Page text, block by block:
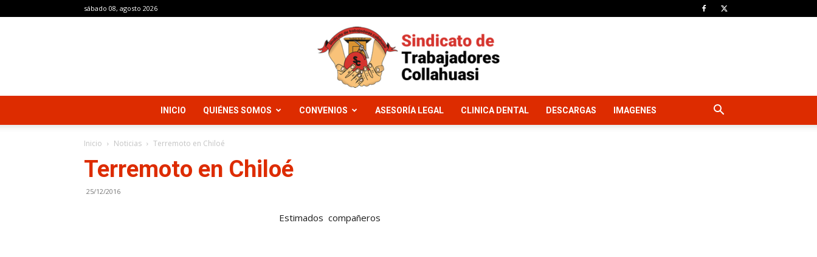
sábado 08, agosto 2026
Sindicato
INICIO QUIÉNES SOMOS CONVENIOS ASESORÍA LEGAL CLINICA DENTAL DESCARGAS IMAGENES
Inicio Noticias Terremoto en Chiloé
Terremoto en Chiloé
25/12/2016
Estimados compañeros